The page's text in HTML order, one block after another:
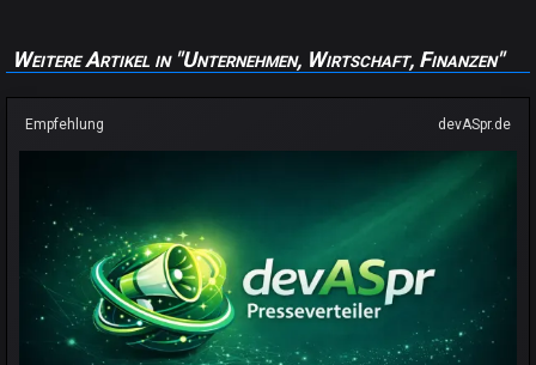
Weitere Artikel in "Unternehmen, Wirtschaft, Finanzen"
Empfehlung devASpr.de